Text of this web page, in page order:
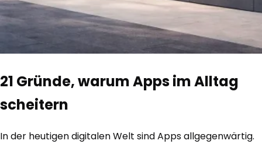
21 Gründe, warum Apps im Alltag
scheitern
In der heutigen digitalen Welt sind Apps allgegenwärtig.